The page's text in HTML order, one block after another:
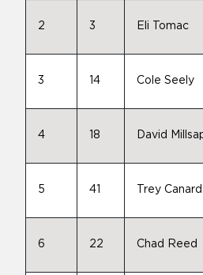
2 3 Eli Tomac
3 14 Cole Seely
4 18 David
5 41 Trey Canard
6 22 Chad Reed